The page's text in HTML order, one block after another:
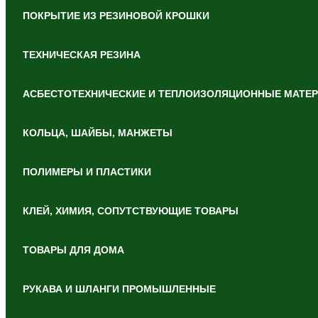
ПОКРЫТИЕ ИЗ РЕЗИНОВОЙ КРОШКИ
ТЕХНИЧЕСКАЯ РЕЗИНА
АСБЕСТОТЕХНИЧЕСКИЕ И ТЕПЛОИЗОЛЯЦИОННЫЕ
КОЛЬЦА, ШАЙБЫ, МАНЖЕТЫ
ПОЛИМЕРЫ И ПЛАСТИКИ
КЛЕЙ, ХИМИЯ, СОПУТСТВУЮЩИЕ ТОВАРЫ
ТОВАРЫ ДЛЯ ДОМА
РУКАВА И ШЛАНГИ ПРОМЫШЛЕННЫЕ